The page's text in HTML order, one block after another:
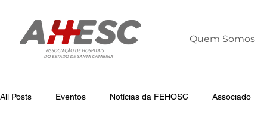
Quem Somos
All Posts Eventos Notícias da FEHOSC Associado